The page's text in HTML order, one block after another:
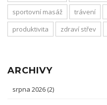
sportovní masáž
trávení
produktivita
zdraví střev
ARCHIVY
srpna 2026 (2)